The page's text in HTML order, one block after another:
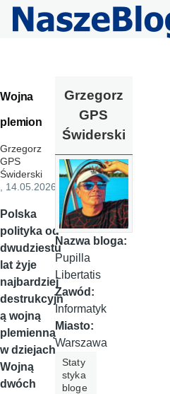
Przejdź do treści
Wojna
plemion
Grzegorz
GPS
Świderski
, 14.05.2026
Polska
polityka od
dwudziestu
lat żyje
najbardziej
destrukcyjn
ą wojną
plemienną
w dziejach.
Wojną
dwóch
Grzegorz
GPS
Świderski
Nazwa bloga:
Pupilla
Libertatis
Zawód:
Informatyk
Miasto:
Warszawa
Staty
styka
bloge